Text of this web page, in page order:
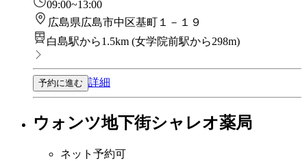
09:00~13:00
広島県広島市中区基町１－１９
白島駅から1.5km (女学院前駅から298m)
予約に進む 詳細
ウォンツ地下街シャレオ薬局
ネット予約可